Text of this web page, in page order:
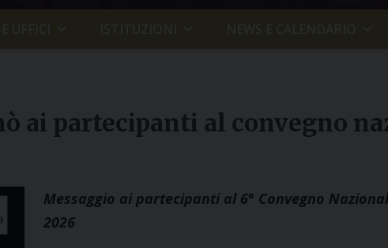
UFFICI ISTITUZIONI NEWS E CALENDARIO
ai partecipanti al convegno
Messaggio ai partecipanti al 6° Convegno
2026